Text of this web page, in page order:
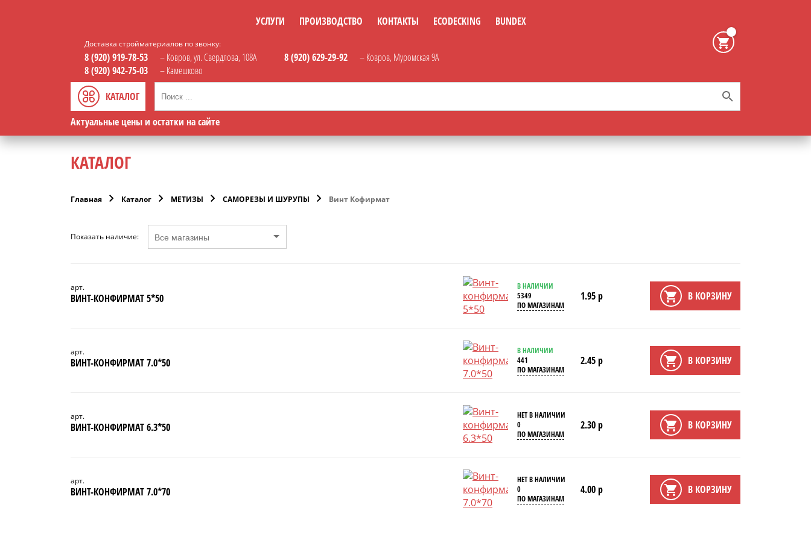
УСЛУГИ ПРОИЗВОДСТВО КОНТАКТЫ ECODECKING BUNDEX
Доставка стройматериалов по звонку:
8 (920) 919-78-53 – Ковров, ул. Свердлова, 108А 8 (920) 629-29-92
– Ковров, Муромская 9А
8 (920) 942-75-03
– Камешково
КАТАЛОГ
Актуальные цены и остатки на сайте
КАТАЛОГ
Главная Каталог МЕТИЗЫ САМОРЕЗЫ И ШУРУПЫ Винт Кофирмат
Показать наличие:
арт.
ВИНТ-КОНФИРМАТ 5*50
В НАЛИЧИИ
5349
ПО МАГАЗИНАМ
1.95 р В КОРЗИНУ
арт.
ВИНТ-КОНФИРМАТ 7.0*50
В НАЛИЧИИ
441
ПО МАГАЗИНАМ
2.45 р В КОРЗИНУ
арт.
ВИНТ-КОНФИРМАТ 6.3*50
НЕТ В НАЛИЧИИ
0
ПО МАГАЗИНАМ
2.30 р В КОРЗИНУ
арт.
ВИНТ-КОНФИРМАТ 7.0*70
НЕТ В НАЛИЧИИ
0
ПО МАГАЗИНАМ
4.00 р В КОРЗИНУ